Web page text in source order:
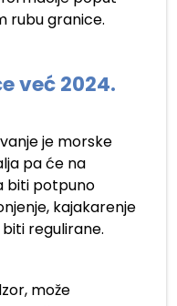
rubu granice.
već 2024.
je morske
pa će na
biti potpuno
kajakarenje
regulirane.
može